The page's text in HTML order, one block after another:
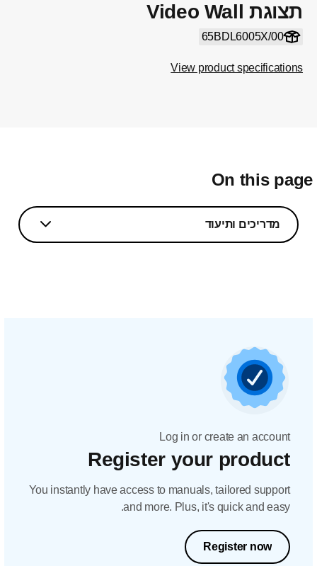
תצוגת Video Wall
65BDL6005X/00
View product specifications
On this
מדריכים ותיעוד
Log in or create an account
Register your product
You instantly have access to manuals, tailored support
and more. Plus, it's quick and easy.
Register now